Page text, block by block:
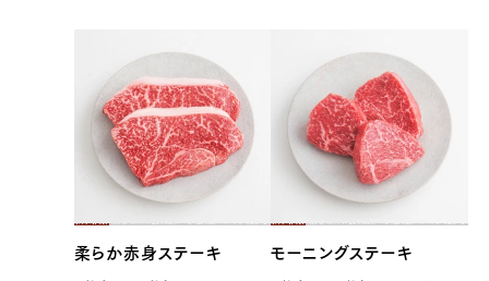
柔らか赤身ステーキ モーニングステーキ